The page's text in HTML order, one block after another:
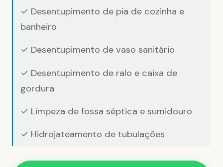
✓ Desentupimento de pia de cozinha e
banheiro
✓ Desentupimento de vaso sanitário
✓ Desentupimento de ralo e caixa de
gordura
✓ Limpeza de fossa séptica e sumidouro
✓ Hidrojateamento de tubulações